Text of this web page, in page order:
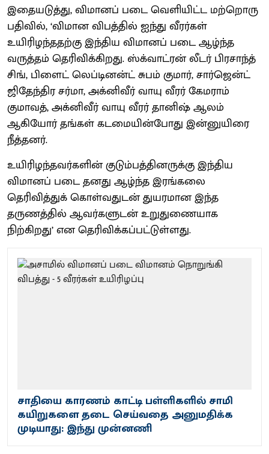
இதையடுத்து, விமானப் படை வெளியிட்ட மற்றொரு
பதிவில், ‘விமான விபத்தில் ஐந்து வீரர்கள்
உயிரிழந்ததற்கு இந்திய விமானப் படை ஆழ்ந்த
வருத்தம் தெரிவிக்கிறது. ஸ்க்வாட்ரன் லீடர் பிரசாந்த்
சிங், பிளைட் லெப்டினன்ட் சுபம் குமார், சார்ஜென்ட்
ஜிதேந்திர சர்மா, அக்னிவீர் வாயு வீரர் கேமராம்
குமாவத், அக்னிவீர் வாயு வீரர் தானிஷ் ஆலம்
ஆகியோர் தங்கள் கடமையின்போது இன்னுயிரை
நீத்தனர்.
உயிரிழந்தவர்களின் குடும்பத்தினருக்கு இந்திய
விமானப் படை தனது ஆழ்ந்த இரங்கலை
தெரிவித்துக் கொள்வதுடன் துயரமான இந்த
தருணத்தில் ஆவர்களுடன் உறுதுணையாக
நிற்கிறது’ என தெரிவிக்கப்பட்டுள்ளது.
சாதியை காரணம் காட்டி பள்ளிகளில் சாமி
கயிறுகளை தடை செய்வதை அனுமதிக்க
முடியாது: இந்து முன்னணி